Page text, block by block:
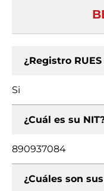
¿Registro
Si
¿Cuál es su
890937084
¿Cuáles son